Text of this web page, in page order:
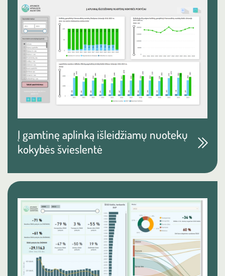
Į gamtinę aplinką išleidžiamų nuotekų
kokybės švieslentė